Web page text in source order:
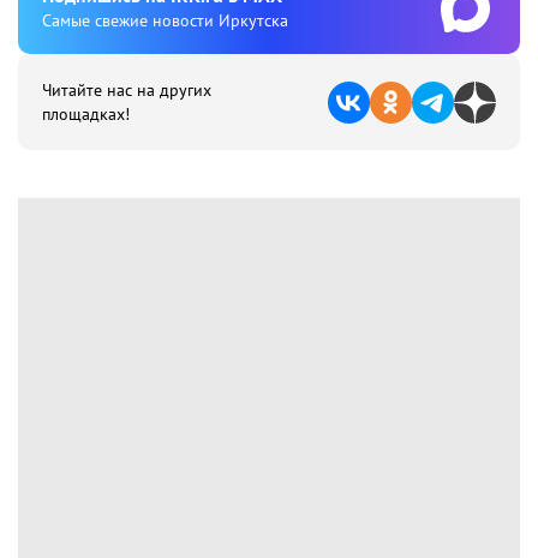
Cамые свежие новости Иркутска
Читайте нас на других
площадках!